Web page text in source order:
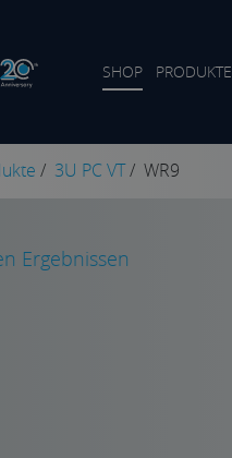
SHOP PRODUKTE
/ 3U PC VT/ WR9
Ergebnissen